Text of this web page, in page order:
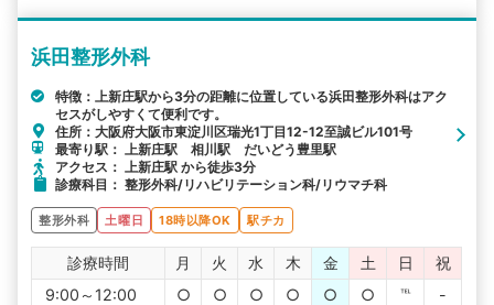
浜田整形外科
特徴：上新庄駅から3分の距離に位置している浜田整形外科はアク
セスがしやすくて便利です。
住所：大阪府大阪市東淀川区瑞光1丁目12-12至誠ビル101号
最寄り駅： 上新庄駅 相川駅 だいどう豊里駅
アクセス： 上新庄駅 から徒歩3分
診療科目： 整形外科/リハビリテーション科/リウマチ科
整形外科 土曜日 18時以降OK 駅チカ
診療時間 月 火 水 木 金 土 日
祝
9:00～12:00
○ ○ ○ ○ ○ ○ ℡
-